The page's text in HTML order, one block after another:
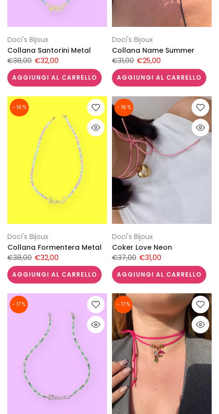
Doci's Bijoux
Collana Santorini Metal
€38,00 €32,00
AGGIUNGI AL CARRELLO
Doci's Bijoux
Collana Name Summer
€31,00 €25,00
AGGIUNGI AL CARRELLO
- 16 %
Doci's Bijoux
Collana Formentera Metal
€38,00 €32,00
AGGIUNGI AL CARRELLO
- 16 %
Doci's Bijoux
Coker Love Neon
€37,00 €31,00
AGGIUNGI AL CARRELLO
- 17 % - 17 %